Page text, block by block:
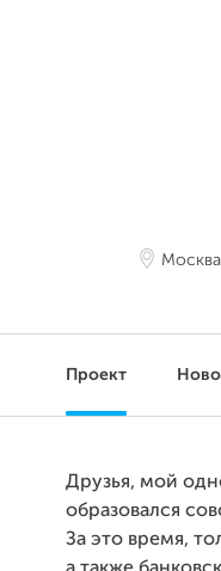
Москва
Проект
Друзья, мой
образовался
За это время,